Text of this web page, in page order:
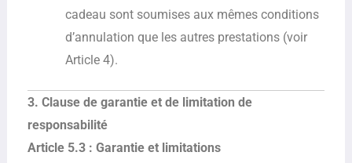
cadeau sont soumises aux mêmes conditions
d’annulation que les autres prestations (voir
Article 4).
3. Clause de garantie et de limitation de
responsabilité
Article 5.3 : Garantie et limitations